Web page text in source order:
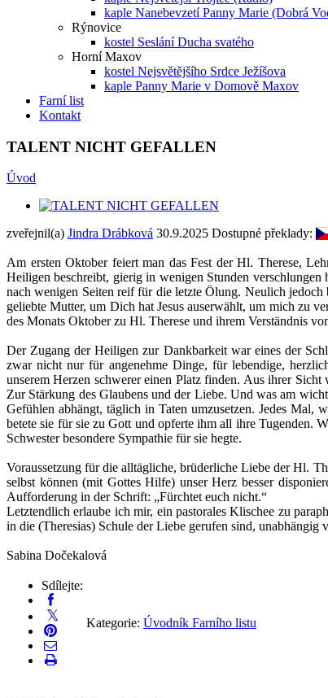
kaple Nanebevzetí Panny Marie (Dobrá
Rýnovice
kostel Seslání Ducha svatého
Horní Maxov
kostel Nejsvětějšího Srdce Ježíšova
kaple Panny Marie v Domově Maxov
Farní list
Kontakt
TALENT NICHT GEFALLEN
Úvod
zveřejnil(a) Jindra Drábková 30.9.2025 Dostupné překlady:
Am ersten Oktober feiert man das Fest der Hl. Therese,
Heiligen beschreibt, gierig in wenigen Stunden
nach wenigen Seiten reif für die letzte Ölung. Neulich jedoch
geliebte Mutter, um Dich hat Jesus auserwählt, um mich zu
des Monats Oktober zu Hl. Therese und ihrem Verständnis
Der Zugang der Heiligen zur Dankbarkeit war eines der
zwar nicht nur für angenehme Dinge, für lebendige,
unserem Herzen schwerer einen Platz finden. Aus ihrer
Zur Stärkung des Glaubens und der Liebe. Und was am
Gefühlen abhängt, täglich in Taten umzusetzen. Jedes Mal,
betete sie für sie zu Gott und opferte ihm all ihre Tugenden.
Schwester besondere Sympathie für sie hegte.
Voraussetzung für die alltägliche, brüderliche Liebe der Hl.
selbst können (mit Gottes Hilfe) unser Herz besser
Aufforderung in der Schrift: „Fürchtet euch nicht.“
Letztendlich erlaube ich mir, ein pastorales Klischee zu
in die (Theresias) Schule der Liebe gerufen sind, unabhängig
Sabina Dočekalová
Sdílejte:
Kategorie: Úvodník Farního listu